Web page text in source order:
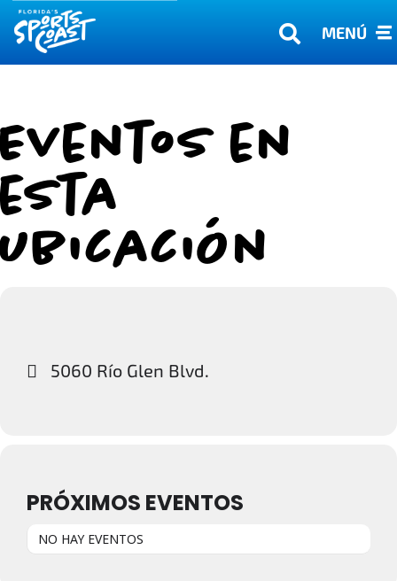
MENÚ
Eventos en
esta
ubicación
5060 Río Glen Blvd.
PRÓXIMOS EVENTOS
NO HAY EVENTOS